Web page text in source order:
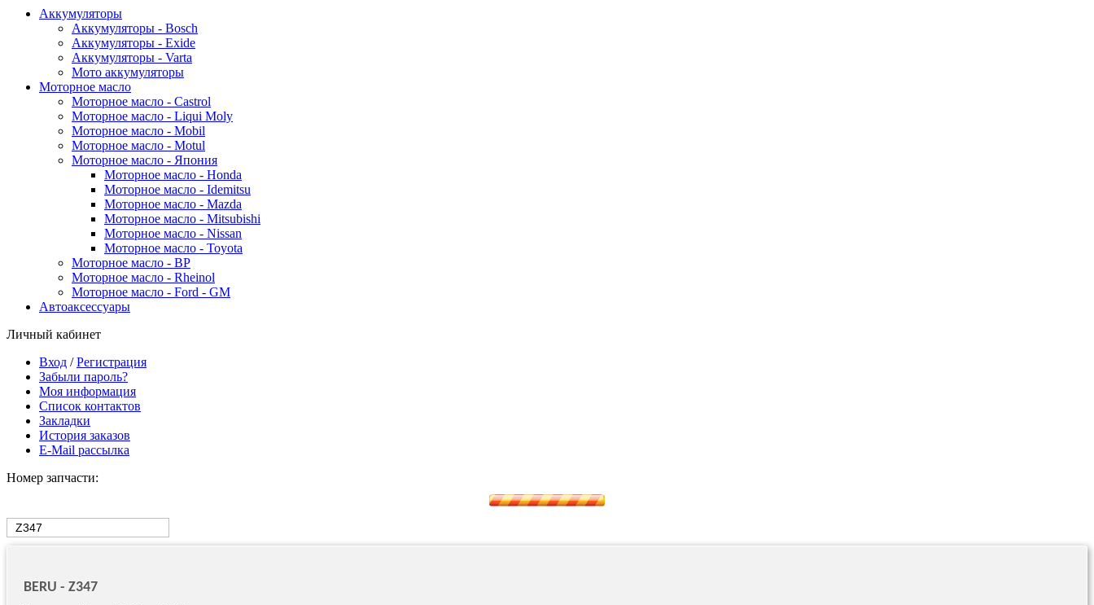
Аккумуляторы
Аккумуляторы - Bosch
Аккумуляторы - Exide
Аккумуляторы - Varta
Мото аккумуляторы
Моторное масло
Моторное масло - Castrol
Моторное масло - Liqui Moly
Моторное масло - Mobil
Моторное масло - Motul
Моторное масло - Япония
Моторное масло - Honda
Моторное масло - Idemitsu
Моторное масло - Mazda
Моторное масло - Mitsubishi
Моторное масло - Nissan
Моторное масло - Toyota
Моторное масло - BP
Моторное масло - Rheinol
Моторное масло - Ford - GM
Автоаксессуары
Личный кабинет
Вход /Регистрация
Забыли пароль?
Моя информация
Список контактов
Закладки
История заказов
E-Mail рассылка
Номер запчасти:
BERU - Z347